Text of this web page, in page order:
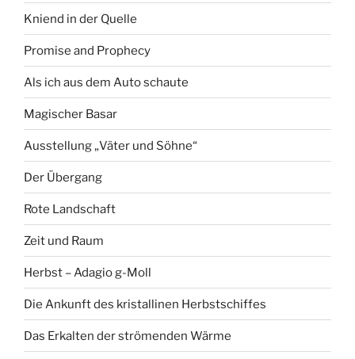
Kniend in der Quelle
Promise and Prophecy
Als ich aus dem Auto schaute
Magischer Basar
Ausstellung „Väter und Söhne“
Der Übergang
Rote Landschaft
Zeit und Raum
Herbst – Adagio g-Moll
Die Ankunft des kristallinen Herbstschiffes
Das Erkalten der strömenden Wärme